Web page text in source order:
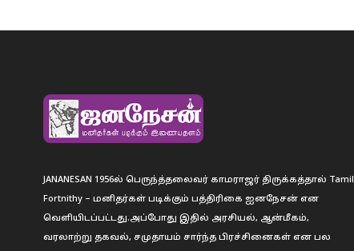
JANANESAN 1956ல் பெருந்த்தலைவர் காமராஜர் திருக்கத்தால் Tamil
Fortnithy – மனிதர்கள் படிக்கும் பத்திரிகை ஐனநேசன் என
வெளியிடப்பட்டது.அப்போது இதில் அரசியல், ஆன்மீகம்,
வரலாற்று தகவல், சமுதாயம் சார்ந்த பிரச்சினைகள் என பல